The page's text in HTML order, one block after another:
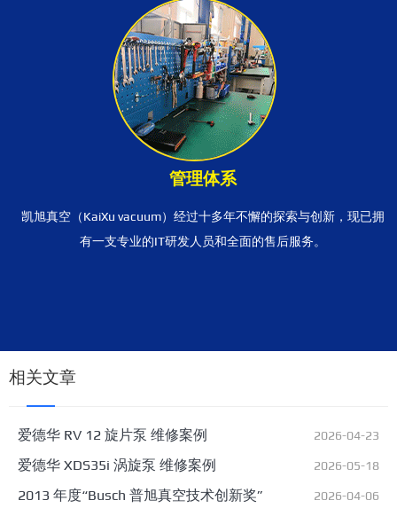
管理体系
凯旭真空（KaiXu vacuum）经过十多年不懈的探索与创新，现已拥
有一支专业的IT研发人员和全面的售后服务。
相关文章
爱德华 RV 12 旋片泵 维修案例 2026-04-23
爱德华 XDS35i 涡旋泵 维修案例 2026-05-18
2013 年度“Busch 普旭真空技术创新奖” 2026-04-06